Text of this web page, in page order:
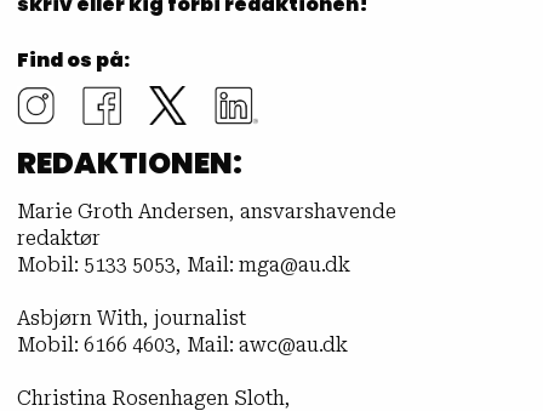
Find os på:
REDAKTIONEN:
Marie Groth Andersen, ansvarshavende
redaktør
Mobil: 5133 5053, Mail: mga@au.dk
Asbjørn With, journalist
Mobil: 6166 4603, Mail: awc@au.dk
Christina Rosenhagen Sloth,